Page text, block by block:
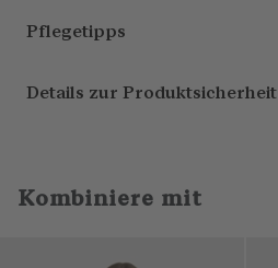
Pflegetipps
Details zur Produktsicherheit
Kombiniere mit